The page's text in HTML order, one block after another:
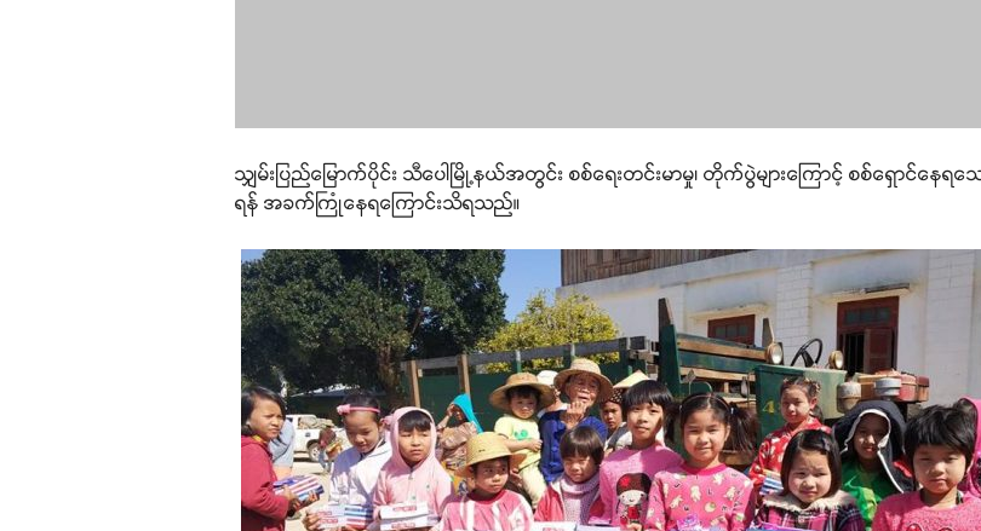
သျှမ်းပြည်မြောက်ပိုင်း သီပေါမြို့နယ်အတွင်း စစ်ရေးတင်းမာမှု၊ တိုက်ပွဲများကြောင့် စစ်ရှောင်နေရ
ရန် အခက်ကြုံနေရကြောင်းသိရသည်။